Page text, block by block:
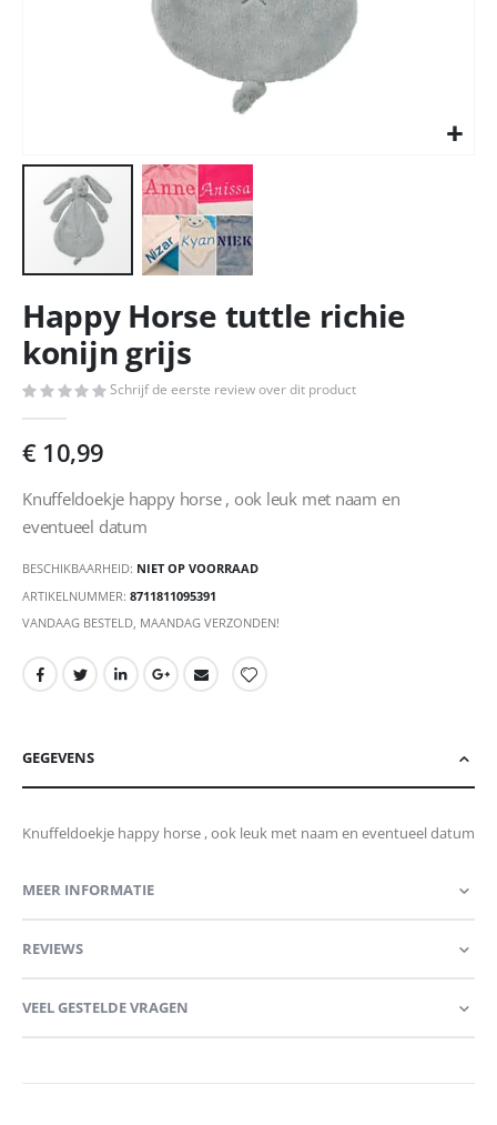
naar
het
begin
de
afbeeldingen-
gallerij
Happy Horse tuttle richie
konijn grijs
Schrijf de eerste review over dit product
€ 10,99
Knuffeldoekje happy horse , ook leuk met naam en
eventueel datum
BESCHIKBAARHEID: NIET OP VOORRAAD
ARTIKELNUMMER 8711811095391
VANDAAG BESTELD, MAANDAG VERZONDEN!
GEGEVENS
Knuffeldoekje happy horse , ook leuk met naam en eventueel datum
MEER INFORMATIE
REVIEWS
VEEL GESTELDE VRAGEN